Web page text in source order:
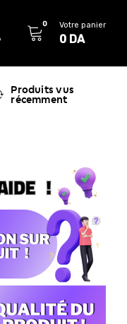
0 Votre panier
0 DA
Produits vus
récemment